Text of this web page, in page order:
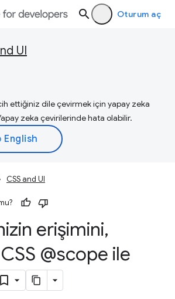
Oturum aç
UI
ettiğiniz dile çevirmek için yapay zeka
zeka çevirilerinde hata olabilir.
CSS and UI
erişimini,
@scope ile